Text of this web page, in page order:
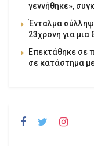
γεννήθηκε»,
Ένταλμα
23χρονη για
Επεκτάθηκε σε
σε κατάστημα